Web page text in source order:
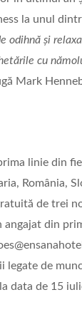
la unul
și
cu
Mark
linie din
România,
de trei
angajat din
de
data de 15